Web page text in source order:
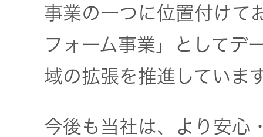
事業の一つに位置付けて
フォーム事業」としてデ
域の拡張を推進していま
今後も当社は、より安心